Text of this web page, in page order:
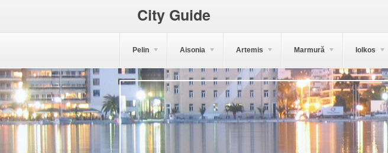
City Guide
Pelin Aisonia Artemis Marmură Iolkos